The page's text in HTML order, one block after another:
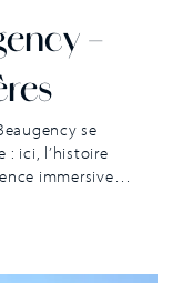
–
se
: ici, l’histoire
immersive
où l’on capte,
art numérique et